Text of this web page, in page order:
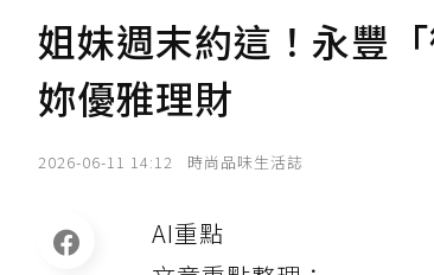
姐妹週末約這！永豐
妳優雅理財
2026-06-11 14:12 時尚品味生活誌
AI重點